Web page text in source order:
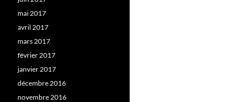
mai 2017
avril 2017
mars 2017
février 2017
janvier 2017
décembre 2016
novembre 2016